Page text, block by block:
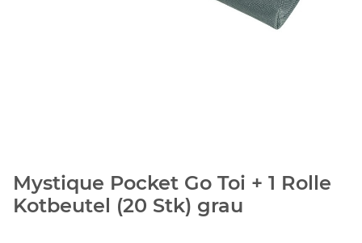
Mystique Pocket Go Toi + 1 Rolle
Kotbeutel (20 Stk) grau